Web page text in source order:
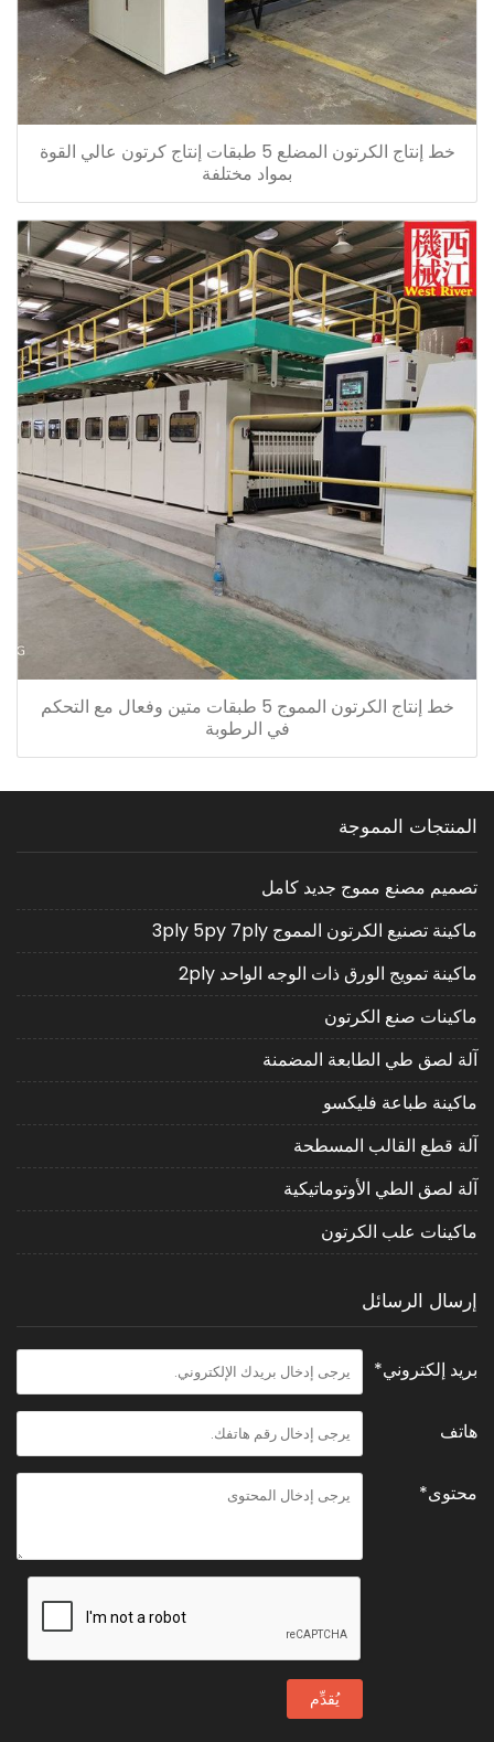
خط إنتاج الكرتون المضلع 5 طبقات إنتاج كرتون عالي القوة
بمواد مختلفة
خط إنتاج الكرتون المموج 5 طبقات متين وفعال مع التحكم
في الرطوبة
المنتجات المموجة
تصميم مصنع مموج جديد كامل
ماكينة تصنيع الكرتون المموج 3ply 5py 7ply
ماكينة تمويج الورق ذات الوجه الواحد 2ply
ماكينات صنع الكرتون
آلة لصق طي الطابعة المضمنة
ماكينة طباعة فليكسو
آلة قطع القالب المسطحة
آلة لصق الطي الأوتوماتيكية
ماكينات علب الكرتون
إرسال الرسائل
بريد إلكتروني*
هاتف
محتوى*
يُقدِّم